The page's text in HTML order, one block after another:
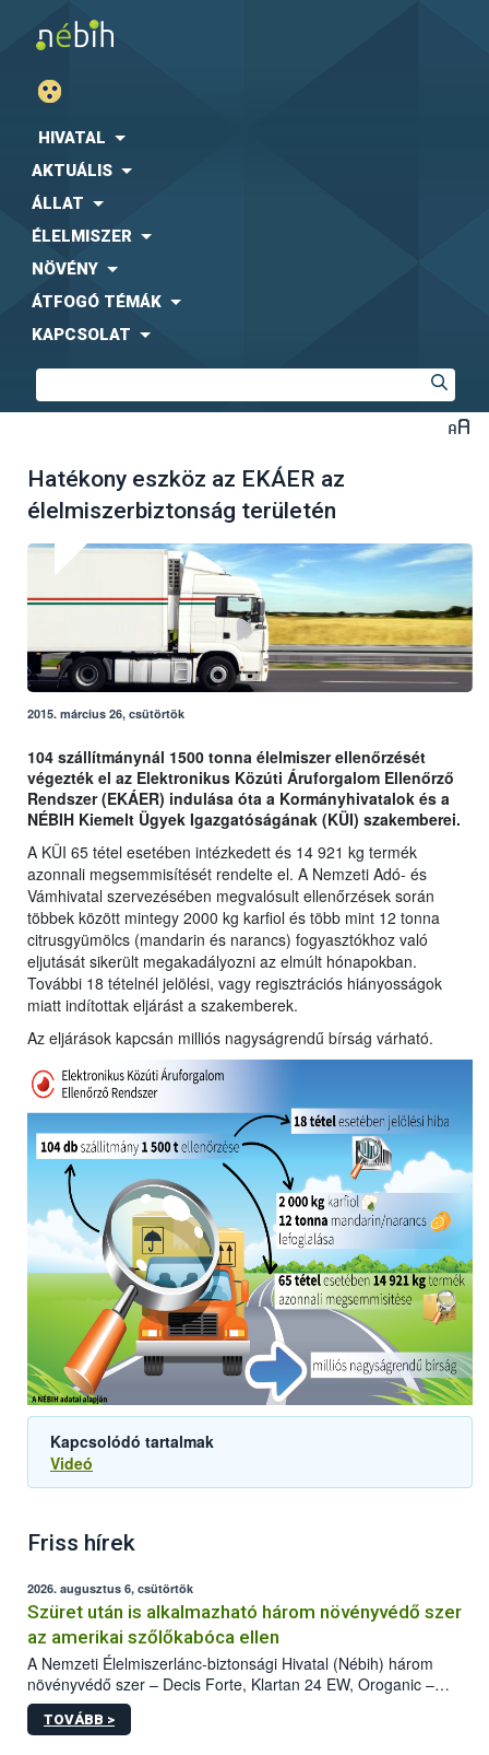
HIVATAL
AKTUÁLIS
ÁLLAT
ÉLELMISZER
NÖVÉNY
ÁTFOGÓ TÉMÁK
KAPCSOLAT
Hatékony eszköz az EKÁER az
élelmiszerbiztonság területén
2015. március 26, csütörtök
104 szállítmánynál 1500 tonna élelmiszer ellenőrzését
végezték el az Elektronikus Közúti Áruforgalom Ellenőrző
Rendszer (EKÁER) indulása óta a Kormányhivatalok és a
NÉBIH Kiemelt Ügyek Igazgatóságának (KÜI) szakemberei.
A KÜI 65 tétel esetében intézkedett és 14 921 kg termék
azonnali megsemmisítését rendelte el. A Nemzeti Adó- és
Vámhivatal szervezésében megvalósult ellenőrzések során
többek között mintegy 2000 kg karfiol és több mint 12 tonna
citrusgyümölcs (mandarin és narancs) fogyasztókhoz való
eljutását sikerült megakadályozni az elmúlt hónapokban.
További 18 tételnél jelölési, vagy regisztrációs hiányosságok
miatt indítottak eljárást a szakemberek.
Az eljárások kapcsán milliós nagyságrendű bírság várható.
Kapcsolódó tartalmak
Videó
Friss hírek
2026. augusztus 6, csütörtök
Szüret után is alkalmazható három növényvédő szer
az amerikai szőlőkabóca ellen
A Nemzeti Élelmiszerlánc-biztonsági Hivatal (Nébih) három
növényvédő szer – Decis Forte, Klartan 24 EW, Oroganic –
engedélyokiratát módosította, így azok a szüretet követően,
egészen a vesszőérettség (BBCH 91) stádiumáig
TOVÁBB >